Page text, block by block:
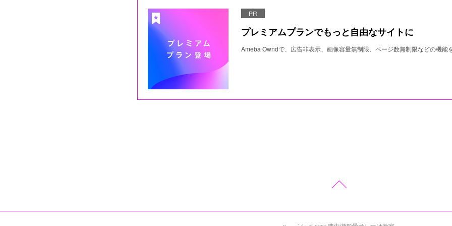
PR
プレミアムプランでもっと自由なサイトに
Ameba Owndで、広告非表示、画像容量無制限、ページ数無制限などの機能